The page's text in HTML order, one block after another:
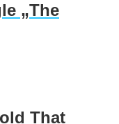
„The
That